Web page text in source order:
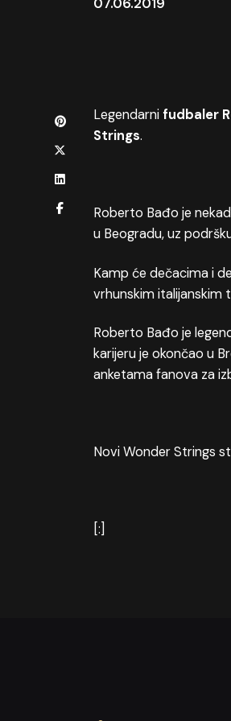
07.06.2019
Legendarnifudbaler
Strings.
Roberto Bađo je
u Beogradu, uz
Kamp će dečacima i
vrhunskim italijanskim
Roberto Bađo je
karijeru je okončao u
anketama fanova za
Novi Wonder Strings
[:]